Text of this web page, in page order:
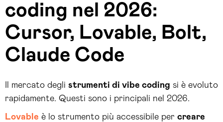
coding nel 2026:
Cursor, Lovable, Bolt,
Claude Code
Il mercato degli strumenti di vibe coding si è evoluto
rapidamente. Questi sono i principali nel 2026.
Lovable è lo strumento più accessibile per creare